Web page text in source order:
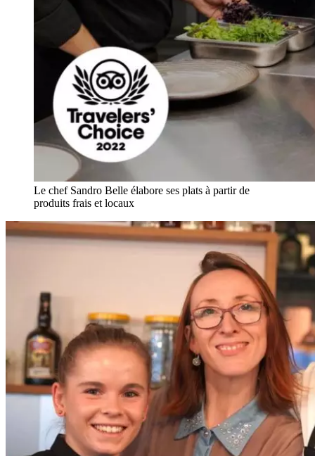
Le chef Sandro Belle élabore ses plats à partir de
produits frais et locaux